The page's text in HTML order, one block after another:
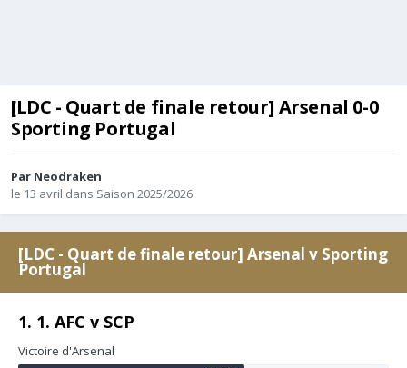
[LDC - Quart de finale retour] Arsenal 0-0
Sporting Portugal
Par Neodraken
le 13 avril dans Saison 2025/2026
[LDC - Quart de finale retour] Arsenal v Sporting
Portugal
1. 1. AFC v SCP
Victoire d'Arsenal